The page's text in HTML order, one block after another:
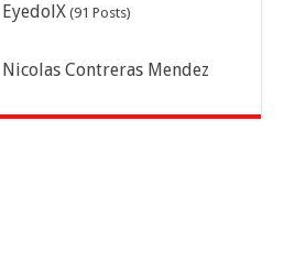
EyedolX (91 Posts)
Nicolas Contreras Mendez
(Lucenzo) (87 Posts)